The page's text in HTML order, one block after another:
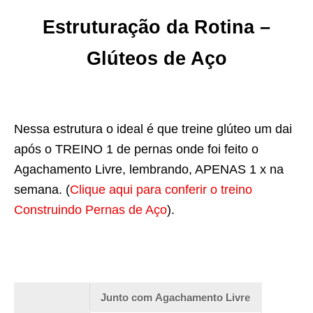
Estruturação da Rotina –
Glúteos de Aço
Nessa estrutura o ideal é que treine glúteo um dai
após o TREINO 1 de pernas onde foi feito o
Agachamento Livre, lembrando, APENAS 1 x na
semana. (Clique aqui para conferir o treino
Construindo Pernas de Aço).
Junto com Agachamento Livre